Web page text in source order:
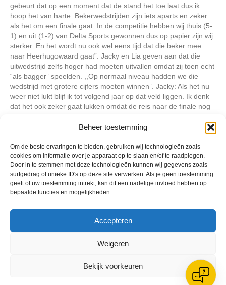
Beheer toestemming
Om de beste ervaringen te bieden, gebruiken wij technologieën zoals
cookies om informatie over je apparaat op te slaan en/of te raadplegen.
Door in te stemmen met deze technologieën kunnen wij gegevens zoals
surfgedrag of unieke ID's op deze site verwerken. Als je geen toestemming
geeft of uw toestemming intrekt, kan dit een nadelige invloed hebben op
bepaalde functies en mogelijkheden.
Accepteren
Weigeren
Bekijk voorkeuren
gebeurt dat op een moment dat de stand het toe laat dus ik
hoop het van harte. Bekerwedstrijden zijn iets aparts en zeker
als het om een finale gaat. In de competitie hebben wij thuis (5-
1) en uit (1-2) van Delta Sports gewonnen dus op papier zijn wij
sterker. En het wordt nu ook wel eens tijd dat die beker mee
naar Heerhugowaard gaat”. Jacky en Lia geven aan dat die
uitwedstrijd zelfs hoger had moeten uitvallen omdat zij toen echt
“als bagger” speelden. ,,Op normaal niveau hadden we die
wedstrijd met grotere cijfers moeten winnen”. Jacky: Als het nu
weer niet lukt blijf ik tot volgend jaar op dat veld liggen. Ik denk
dat het ook zeker gaat lukken omdat de reis naar de finale nog
penaltyreeksen. Nu moet het gewoon gebeuren!”
MA1 begint komende zaterdag om 15.00 uur tijdens de
landelijke bekerfinaledag op het complex van Legmeervogels te
Uithoorn.
Berichten seizoen 2014-2015